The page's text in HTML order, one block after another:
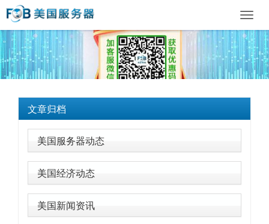
文章归档
美国服务器动态
美国经济动态
美国新闻资讯